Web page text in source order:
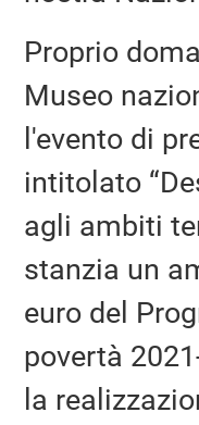
Proprio
Museo
l'evento di
intitolato
agli ambiti
stanzia un
euro del
povertà
la